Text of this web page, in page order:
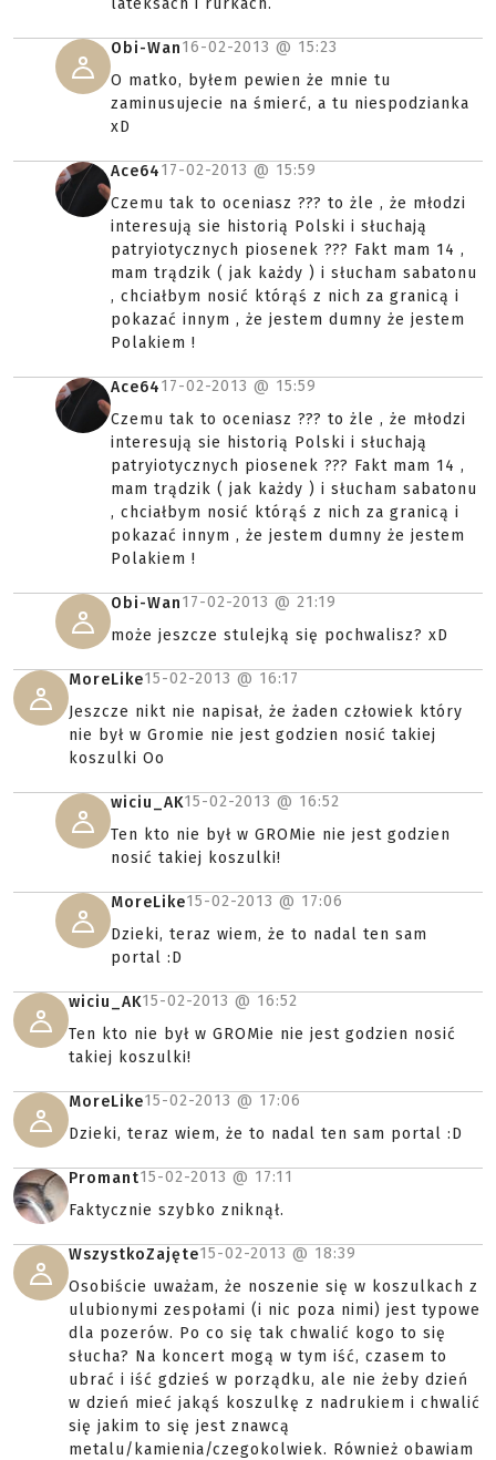
lateksach i rurkach.
Obi-Wan16-02-2013 @ 15:23
O matko, byłem pewien że mnie tu
zaminusujecie na śmierć, a tu niespodzianka
xD
Ace6417-02-2013 @ 15:59
Czemu tak to oceniasz ??? to żle , że młodzi
interesują sie historią Polski i słuchają
patryiotycznych piosenek ??? Fakt mam 14 ,
mam trądzik ( jak każdy ) i słucham sabatonu
, chciałbym nosić którąś z nich za granicą i
pokazać innym , że jestem dumny że jestem
Polakiem !
Ace6417-02-2013 @ 15:59
Czemu tak to oceniasz ??? to żle , że młodzi
interesują sie historią Polski i słuchają
patryiotycznych piosenek ??? Fakt mam 14 ,
mam trądzik ( jak każdy ) i słucham sabatonu
, chciałbym nosić którąś z nich za granicą i
pokazać innym , że jestem dumny że jestem
Polakiem !
Obi-Wan17-02-2013 @ 21:19
może jeszcze stulejką się pochwalisz? xD
MoreLike15-02-2013 @ 16:17
Jeszcze nikt nie napisał, że żaden człowiek który
nie był w Gromie nie jest godzien nosić takiej
koszulki Oo
wiciu_AK15-02-2013 @ 16:52
Ten kto nie był w GROMie nie jest godzien
nosić takiej koszulki!
MoreLike15-02-2013 @ 17:06
Dzieki, teraz wiem, że to nadal ten sam
portal :D
wiciu_AK15-02-2013 @ 16:52
Ten kto nie był w GROMie nie jest godzien nosić
takiej koszulki!
MoreLike15-02-2013 @ 17:06
Dzieki, teraz wiem, że to nadal ten sam portal :D
Promant15-02-2013 @ 17:11
Faktycznie szybko zniknął.
WszystkoZajęte15-02-2013 @ 18:39
Osobiście uważam, że noszenie się w koszulkach z
ulubionymi zespołami (i nic poza nimi) jest typowe
dla pozerów. Po co się tak chwalić kogo to się
słucha? Na koncert mogą w tym iść, czasem to
ubrać i iść gdzieś w porządku, ale nie żeby dzień
w dzień mieć jakąś koszulkę z nadrukiem i chwalić
się jakim to się jest znawcą
metalu/kamienia/czegokolwiek. Również obawiam